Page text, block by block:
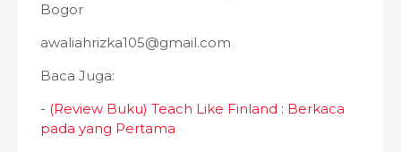
Bogor
awaliahrizka105@gmail.com
Baca Juga:
- (Review Buku) Teach Like Finland : Berkaca
pada yang Pertama